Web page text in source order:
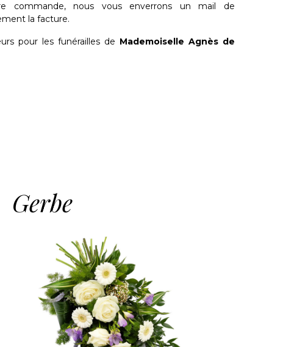
commande, nous vous enverrons un mail de
la facture.
pour les funérailles de Mademoiselle Agnès de
Gerbe